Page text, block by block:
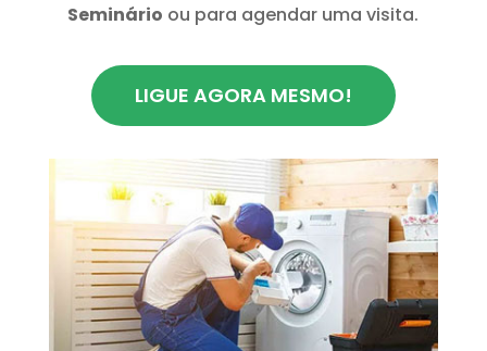
Seminário ou para agendar uma visita.
LIGUE AGORA MESMO!